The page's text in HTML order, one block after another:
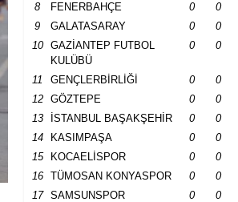
8
FENERBAHÇE 0
0
9
GALATASARAY 0
0
10
GAZİANTEP FUTBOL
KULÜBÜ
0 0
11 GENÇLERBİRLİĞİ 0
0
12
GÖZTEPE 0
0
13
İSTANBUL BAŞAKŞEHİR 0
0
14
KASIMPAŞA 0
0
15
KOCAELİSPOR 0
0
16
TÜMOSAN KONYASPOR 0
0
17
SAMSUNSPOR 0
0